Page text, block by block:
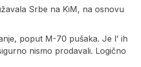
Srbe na KiM, na osnovu
poput M-70 pušaka. Je l’ ih
nismo prodavali. Logično